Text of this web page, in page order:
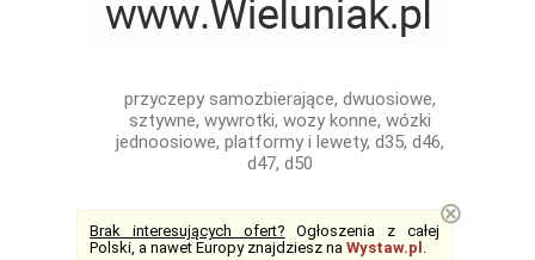
przyczepy samozbierające, dwuosiowe,
sztywne, wywrotki, wozy konne, wózki
jednoosiowe, platformy i lewety, d35, d46,
d47, d50
Brak interesujących ofert? Ogłoszenia z całej
Polski, a nawet Europy znajdziesz na Wystaw.pl .
⊗